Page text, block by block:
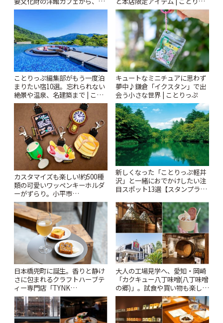
札すぐのレトロ喫茶まで~ | こと
ぷ
ことりっぷ編集部がもう一度泊
まりたい宿10選。忘れられない
絶景や温泉、名建築まで | こと
りっぷ
キュートなミニチュアに思わず
夢中♪鎌倉「イクスタン」で出
会う小さな世界 | ことりっぷ
カスタマイズも楽しい!約500種
類の可愛いワッペンキーホルダ
ーがずらり。小平市
「Kimamaya T&K」 | ことりっ
ぷ
新しくなった「ことりっぷ軽井
沢」と一緒におでかけしたい注
目スポット13選【スタンプラリ
日本橋兜町に誕生。香りと静け
さに包まれるクラフトハーブテ
ィー専門店「TYNK
Kabutocho」 | ことりっぷ
大人の工場見学へ、愛知・岡崎
「カクキュー八丁味噌(八丁味噌
の郷)」。試食や買い物も楽しみ
♪ | ことりっぷ